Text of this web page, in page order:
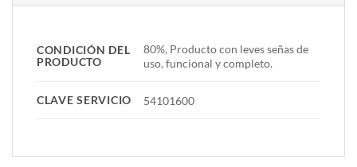
CONDICIÓN DEL
PRODUCTO
80%, Producto con leves señas de
uso, funcional y completo.
CLAVE SERVICIO 54101600